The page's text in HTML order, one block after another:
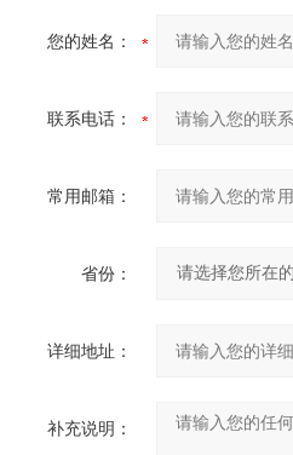
您的姓名：
联系电话：
常用邮箱：
省份：
详细地址：
补充说明：